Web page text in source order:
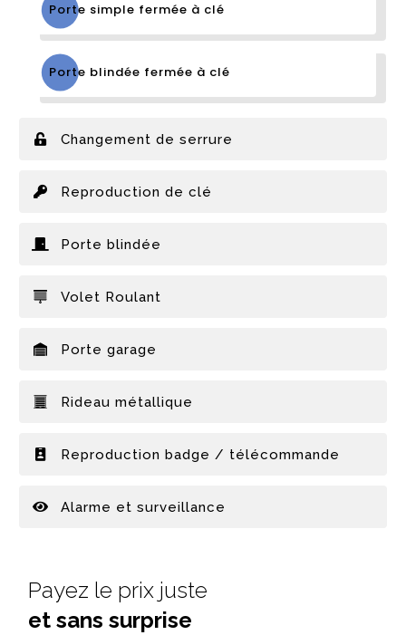
Porte simple fermée à clé
Porte blindée fermée à clé
Changement de serrure
Reproduction de clé
Porte blindée
Volet Roulant
Porte garage
Rideau métallique
Reproduction badge / télécommande
Alarme et surveillance
Payez le prix juste
et sans surprise